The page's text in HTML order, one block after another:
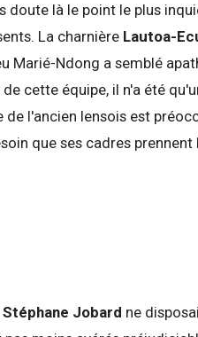
doute là le point le plus
La charnière Lautoa-
Marié-Ndong a semblé
cette équipe, il n'a été
l'ancien lensois est
que ses cadres
Stéphane Jobard ne